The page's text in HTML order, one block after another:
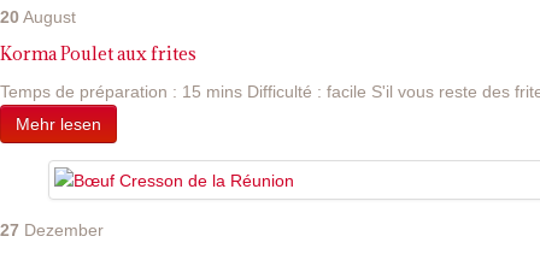
20 August
Korma Poulet aux frites
Temps de préparation : 15 mins Difficulté : facile S'il vous reste des
Mehr lesen
27 Dezember